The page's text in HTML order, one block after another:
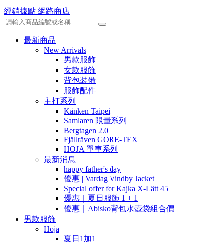
經銷據點 網路商店
最新商品
New Arrivals
男款服飾
女款服飾
背包裝備
服飾配件
主打系列
Kånken Taipei
Samlaren 限量系列
Bergtagen 2.0
Fjällräven GORE-TEX
HOJA 單車系列
最新消息
happy father's day
優惠 | Vardag Vindby Jacket
Special offer for Kajka X-Lätt 45
優惠｜夏日服飾 1 + 1
優惠｜Abisko背包水壺袋組合價
男款服飾
Hoja
夏日1加1